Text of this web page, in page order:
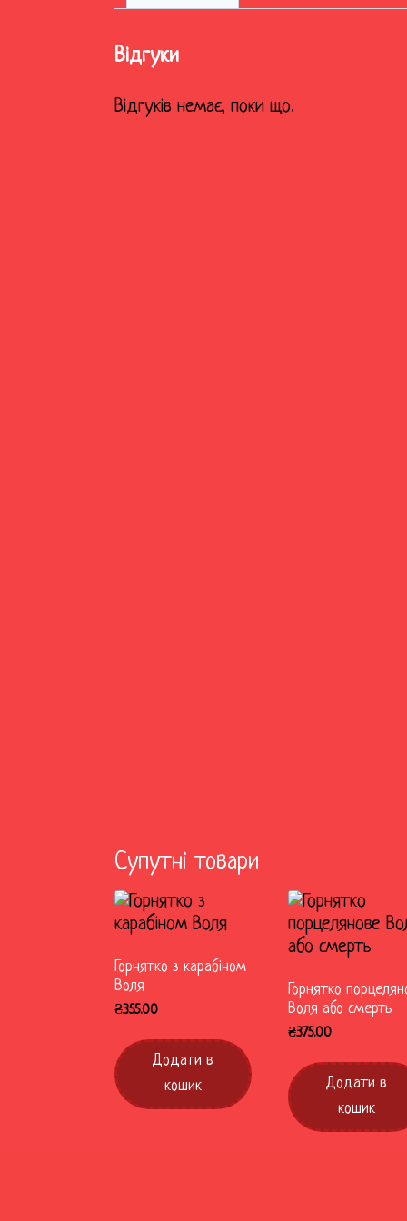
Відгуки
Відгуків немає, поки що.
Супутні товари
Горнятко з карабіном
Воля
₴355.00
Додати в
кошик
Горнятко
Воля або смерть
₴375.00
Додати в
кошик